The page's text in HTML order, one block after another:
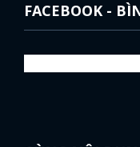
FACEBOOK -